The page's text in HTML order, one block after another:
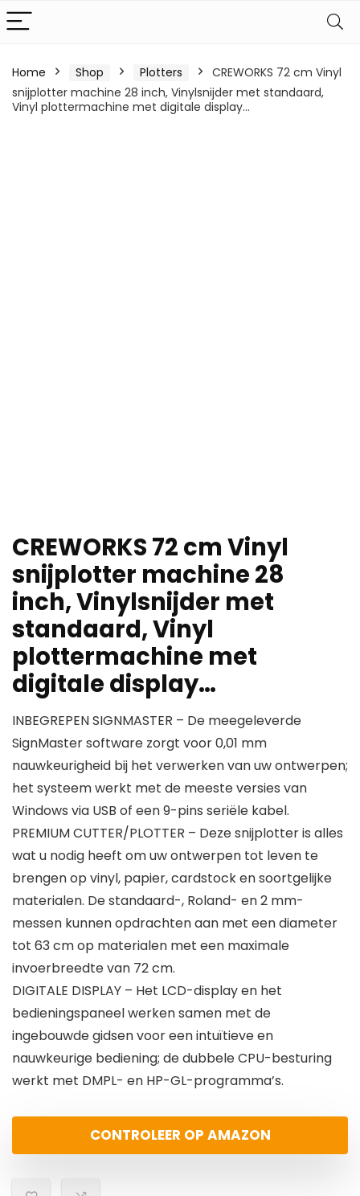
Home Shop Plotters
CREWORKS 72 cm Vinyl
snijplotter machine 28 inch, Vinylsnijder met standaard,
Vinyl plottermachine met digitale display…
CREWORKS 72 cm Vinyl
snijplotter machine 28
inch, Vinylsnijder met
standaard, Vinyl
plottermachine met
digitale display…
INBEGREPEN SIGNMASTER – De meegeleverde
SignMaster software zorgt voor 0,01 mm
nauwkeurigheid bij het verwerken van uw ontwerpen;
het systeem werkt met de meeste versies van
Windows via USB of een 9-pins seriële kabel.
PREMIUM CUTTER/PLOTTER – Deze snijplotter is alles
wat u nodig heeft om uw ontwerpen tot leven te
brengen op vinyl, papier, cardstock en soortgelijke
materialen. De standaard-, Roland- en 2 mm-
messen kunnen opdrachten aan met een diameter
tot 63 cm op materialen met een maximale
invoerbreedte van 72 cm.
DIGITALE DISPLAY – Het LCD-display en het
bedieningspaneel werken samen met de
ingebouwde gidsen voor een intuïtieve en
nauwkeurige bediening; de dubbele CPU-besturing
werkt met DMPL- en HP-GL-programma’s.
CONTROLEER OP AMAZON